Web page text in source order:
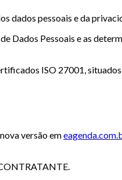
dados pessoais e da
Dados Pessoais e as
ISO 27001,
versão em